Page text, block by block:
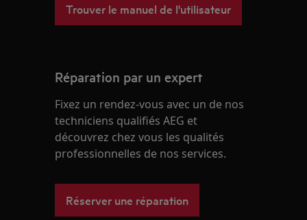
Trouver le manuel de l'utilisateur
Réparation par un expert
Fixez un rendez-vous avec un de nos
techniciens qualifiés AEG et
découvrez chez vous les qualités
professionnelles de nos services.
Réserver une réparation